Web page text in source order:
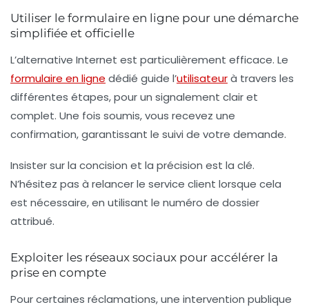
Utiliser le formulaire en ligne pour une démarche
simplifiée et officielle
L’alternative Internet est particulièrement efficace. Le
formulaire en ligne dédié guide l’utilisateurà travers les
différentes étapes, pour un signalement clair et
complet. Une fois soumis, vous recevez une
confirmation, garantissant le suivi de votre demande.
Insister sur la concision et la précision est la clé.
N’hésitez pas à relancer le service client lorsque cela
est nécessaire, en utilisant le numéro de dossier
attribué.
Exploiter les réseaux sociaux pour accélérer la
prise en compte
Pour certaines réclamations, une intervention publique